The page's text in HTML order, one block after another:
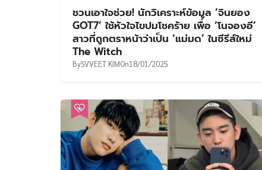
ชวนเอาใจช่วย! นักวิเคราะห์ข้อมูล ‘จินยอง
GOT7’ ใช้หัวใจไขปมโชคร้าย เพื่อ ‘โนจองอี’
สาวที่ถูกตราหน้าว่าเป็น ‘แม่มด’ ในซีรีส์ใหม่
The Witch
BySVVEET KIMOn18/01/2025